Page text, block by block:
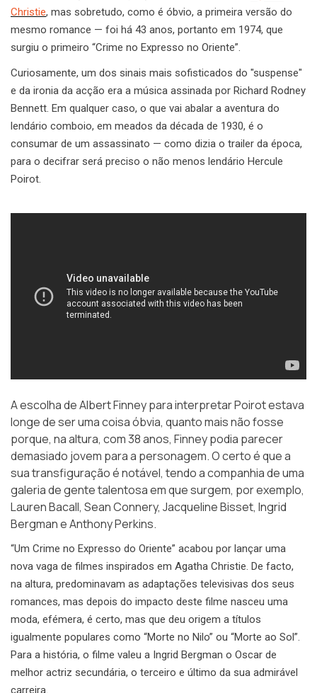
Christie, mas sobretudo, como é óbvio, a primeira versão do
mesmo romance — foi há 43 anos, portanto em 1974, que
surgiu o primeiro “Crime no Expresso no Oriente”.
Curiosamente, um dos sinais mais sofisticados do "suspense"
e da ironia da acção era a música assinada por Richard Rodney
Bennett. Em qualquer caso, o que vai abalar a aventura do
lendário comboio, em meados da década de 1930, é o
consumar de um assassinato — como dizia o trailer da época,
para o decifrar será preciso o não menos lendário Hercule
Poirot.
A escolha de Albert Finney para interpretar Poirot estava
longe de ser uma coisa óbvia, quanto mais não fosse
porque, na altura, com 38 anos, Finney podia parecer
demasiado jovem para a personagem. O certo é que a
sua transfiguração é notável, tendo a companhia de uma
galeria de gente talentosa em que surgem, por exemplo,
Lauren Bacall, Sean Connery, Jacqueline Bisset, Ingrid
Bergman e Anthony Perkins.
“Um Crime no Expresso do Oriente” acabou por lançar uma
nova vaga de filmes inspirados em Agatha Christie. De facto,
na altura, predominavam as adaptações televisivas dos seus
romances, mas depois do impacto deste filme nasceu uma
moda, efémera, é certo, mas que deu origem a títulos
igualmente populares como “Morte no Nilo” ou “Morte ao Sol”.
Para a história, o filme valeu a Ingrid Bergman o Oscar de
melhor actriz secundária, o terceiro e último da sua admirável
carreira.